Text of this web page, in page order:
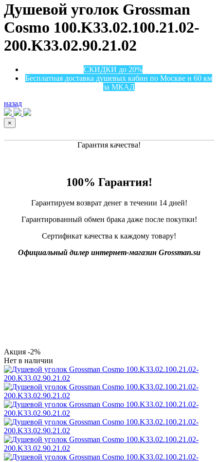
Душевой уголок Grossman
Cosmo 100.K33.02.100.21.02-
200.K33.02.90.21.02
СКИДКИ до 20%
Бесплатная доставка душевых кабин по Москве и 60 км
за МКАД
назад
×
Гарантия качества!
100% Гарантия!
Гарантируем возврат денег в течении 14 дней!
Гарантированный обмен брака даже после покупки!
Сертификат качества к каждому товару!
Официальный дилер интернет-магазин Grossman.su
Акция -2%
Нет в наличии